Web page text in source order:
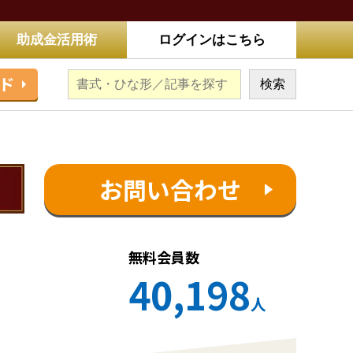
助成金活用術 ログインはこちら
お問い合わせ
無料会員数
40,198人